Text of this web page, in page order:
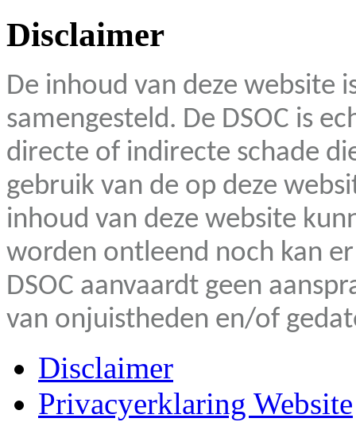
Disclaimer
De inhoud van deze website
samengesteld. De DSOC is
directe of indirecte schade
gebruik van de op deze
inhoud van deze website
worden ontleend noch kan
DSOC aanvaardt geen
van onjuistheden en/of
Disclaimer
Privacyerklaring Website